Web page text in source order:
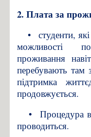
2. Плата за
•
студенти,
можливості
проживання
перебувають там
підтримка
продовжується.
•
Процедура
проводиться.